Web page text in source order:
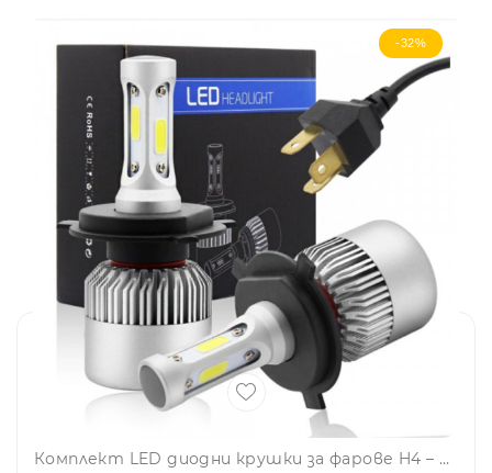
-32%
Комплект LED диодни крушки за фарове H4 – LED Headlight, 72W, 9-32V